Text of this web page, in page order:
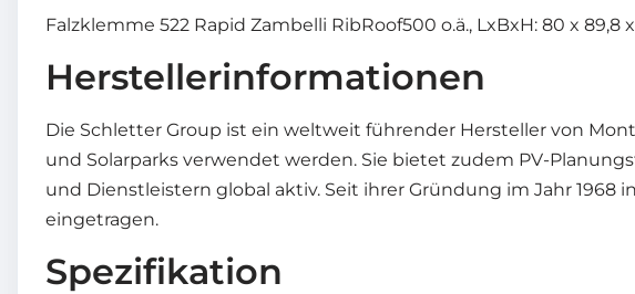
Falzklemme 522 Rapid Zambelli RibRoof500 o.ä., LxBxH: 80 x 89,8
Herstellerinformationen
Die Schletter Group ist ein weltweit führender Hersteller von
und Solarparks verwendet werden. Sie bietet zudem PV-
und Dienstleistern global aktiv. Seit ihrer Gründung im Jahr
eingetragen.
Spezifikation